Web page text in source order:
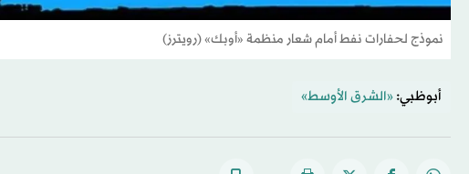
نموذج لحفارات نفط أمام شعار منظمة «أوبك» (رويترز)
أبوظبي: «الشرق الأوسط»